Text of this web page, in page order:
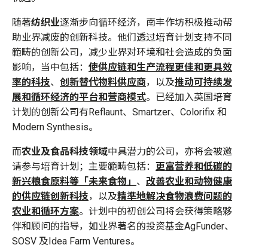
随著纺织业逐渐步向循环经济，南丰作坊积极推动帮
助业界减废的创新科技。他们透过培育计划支持不同
範畴的创新公司，减少业界对环境和社会造成的负面
影响，当中包括： 使供应链和生产流程更佳和更具效
率的科技、 创新替代物料供应商，以及推动可持续发
展和循环经济的平台和营商模式。已经加入英国培育
计划的创新公司有Reflaunt、Smartzer、Colorifix 和
Modern Synthesis。
而农业及食品科技领域中具潜力的公司，亦将会被邀
请参与培育计划；主要範畴包括： 更富营养和低碳的
新兴粮食原料等「未来食物」 、 改善农业和动物健康
的供应链创新科技，以及精準地解决食物浪费问题的
农业和循环方案。计划中的初创公司将会获得策略夥
伴和顾问的指导，如业界著名的投资基金AgFunder、
SOSV 及Idea Farm Ventures。